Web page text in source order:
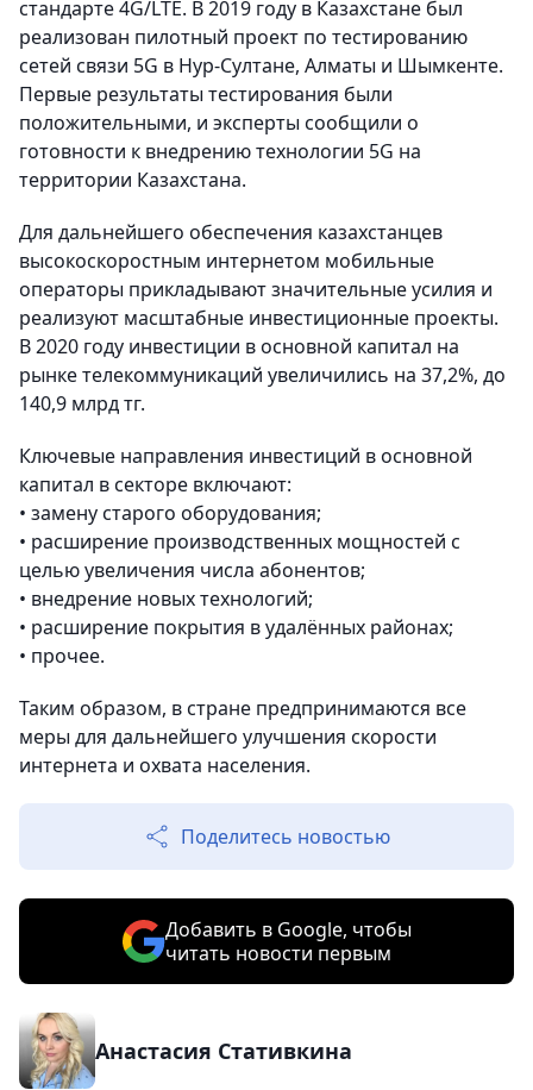
стандарте 4G/LTE. В 2019 году в Казахстане был
реализован пилотный проект по тестированию
сетей связи 5G в Нур-Султане, Алматы и Шымкенте.
Первые результаты тестирования были
положительными, и эксперты сообщили о
готовности к внедрению технологии 5G на
территории Казахстана.
Для дальнейшего обеспечения казахстанцев
высокоскоростным интернетом мобильные
операторы прикладывают значительные усилия и
реализуют масштабные инвестиционные проекты.
В 2020 году инвестиции в основной капитал на
рынке телекоммуникаций увеличились на 37,2%, до
140,9 млрд тг.
Ключевые направления инвестиций в основной
капитал в секторе включают:
• замену старого оборудования;
• расширение производственных мощностей с
целью увеличения числа абонентов;
• внедрение новых технологий;
• расширение покрытия в удалённых районах;
• прочее.
Таким образом, в стране предпринимаются все
меры для дальнейшего улучшения скорости
интернета и охвата населения.
Поделитесь новостью
Добавить в Google, чтобы
читать новости первым
Анастасия Стативкина